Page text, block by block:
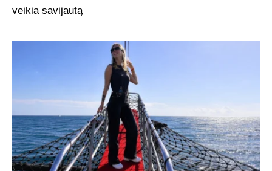
veikia savijautą